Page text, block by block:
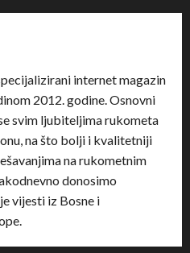
internet magazin
2012. godine. Osnovni
svim ljubiteljima rukometa
na što bolji i kvalitetniji
na rukometnim
donosimo
vijesti iz Bosne i